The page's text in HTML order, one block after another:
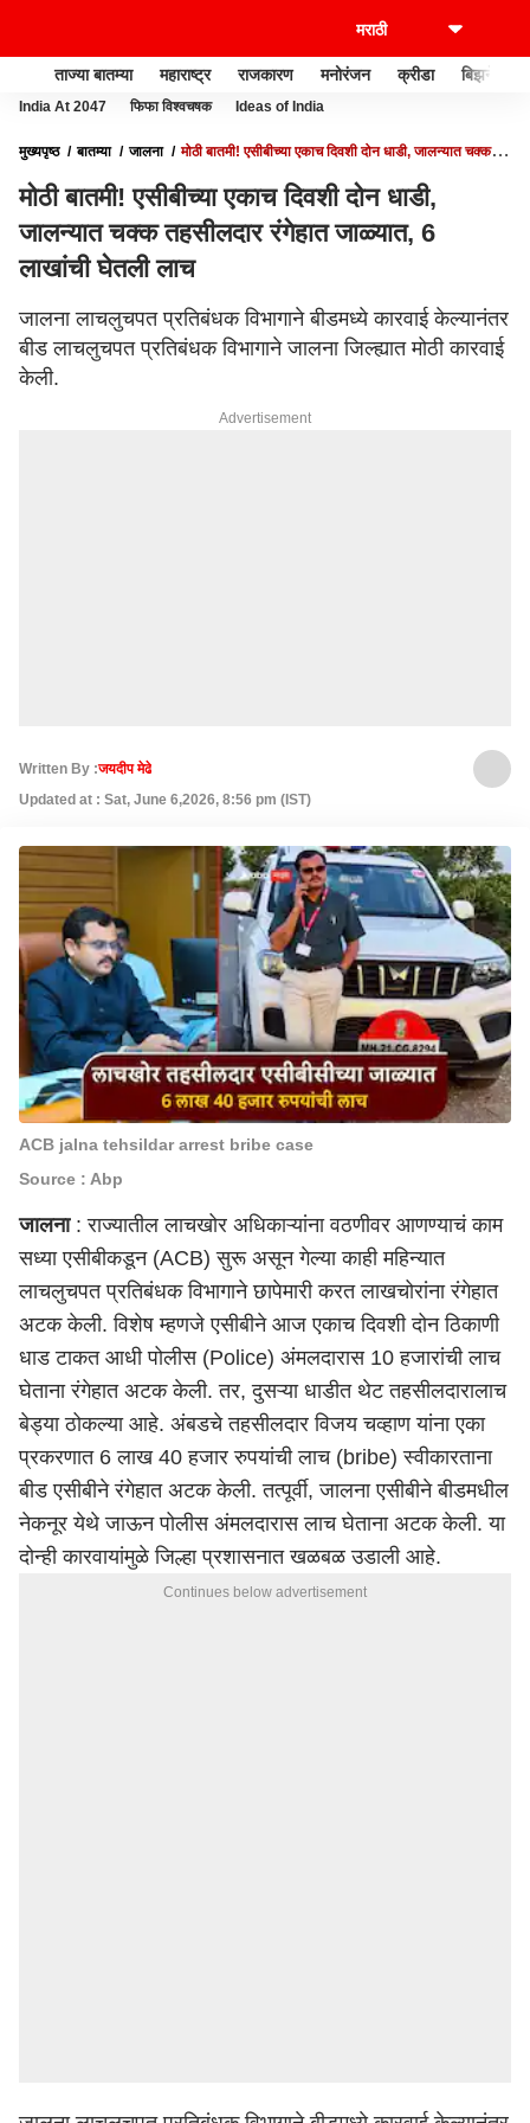
ताज्या बातम्या महाराष्ट्र राजकारण मनोरंजन क्रीडा बिझनेस
India At 2047 फिफा विश्वचषक Ideas of India
मुख्यपृष्ठ बातम्या जालना
मोठी बातमी! एसीबीच्या एकाच दिवशी दोन धाडी, जालन्यात चक्क
मोठी बातमी! एसीबीच्या एकाच दिवशी दोन धाडी,
जालन्यात चक्क तहसीलदार रंगेहात जाळ्यात, 6
लाखांची घेतली लाच
जालना लाचलुचपत प्रतिबंधक विभागाने बीडमध्ये कारवाई केल्यानंतर
बीड लाचलुचपत प्रतिबंधक विभागाने जालना जिल्ह्यात मोठी कारवाई
केली.
Advertisement
Written By :जयदीप मेढे
Updated at : Sat, June 6,2026, 8:56 pm (IST)
ACB jalna tehsildar arrest bribe case
Source : Abp
जालना: राज्यातील लाचखोर अधिकाऱ्यांना वठणीवर आणण्याचं काम
सध्याएसीबीकडून (ACB) सुरू असून गेल्या काही महिन्यात
लाचलुचपत प्रतिबंधक विभागाने छापेमारी करत लाखचोरांना रंगेहात
अटक केली. विशेष म्हणजे एसीबीने आज एकाच दिवशी दोन ठिकाणी
धाड टाकत आधीपोलीस (Police) अंमलदारास 10 हजारांची लाच
घेताना रंगेहात अटक केली. तर, दुसऱ्या धाडीत थेट तहसीलदारालाच
बेड्या ठोकल्या आहे. अंबडचे तहसीलदार विजय चव्हाण यांना एका
प्रकरणात 6 लाख 40 हजार रुपयांचीलाच (bribe) स्वीकारताना
बीड एसीबीने रंगेहात अटक केली. तत्पूर्वी, जालना एसीबीने बीडमधील
नेकनूर येथे जाऊन पोलीस अंमलदारास लाच घेताना अटक केली. या
दोन्ही कारवायांमुळे जिल्हा प्रशासनात खळबळ उडाली आहे.
Continues below advertisement